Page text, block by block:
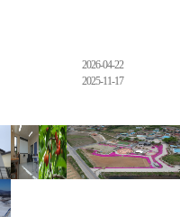
2026-04-22
2025-11-17